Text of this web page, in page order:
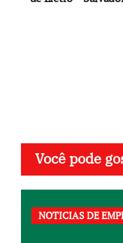
Você pode
NOTICIAS DE